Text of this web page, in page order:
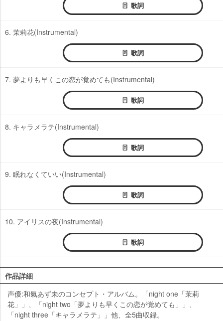
歌詞
6. 茉莉花(Instrumental)
歌詞
7. 夢よりも早くこの恋が覚めても(Instrumental)
歌詞
8. キャラメラテ(Instrumental)
歌詞
9. 眠れなくていい(Instrumental)
歌詞
10. アイリスの夜(Instrumental)
歌詞
作品詳細
声優:和氣あず未のコンセプト・アルバム。「night one「茉莉
花」」、「night two「夢よりも早くこの恋が覚めても」」、
「night three「キャラメラテ」」他、全5曲収録。